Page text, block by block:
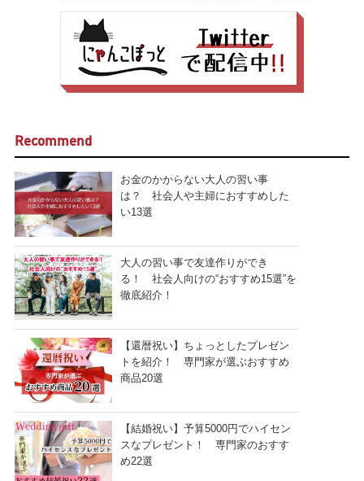
Recommend
お金のかからない大人の習い事
は？ 社会人や主婦におすすめした
い13選
大人の習い事で友達作りができ
る！ 社会人向けの“おすすめ15選”を
徹底紹介！
【還暦祝い】ちょっとしたプレゼン
トを紹介！ 専門家が選ぶおすすめ
商品20選
【結婚祝い】予算5000円でハイセン
スなプレゼント！ 専門家のおすす
め22選